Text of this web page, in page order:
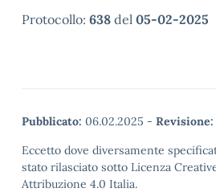
Protocollo: 638 del 05-02-2025
Pubblicato: 06.02.2025 - Revisione:
Eccetto dove diversamente
stato rilasciato sotto Licenza
Attribuzione 4.0 Italia.